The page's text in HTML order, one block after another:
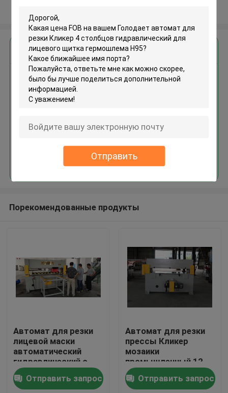
Отправить
Продукты
О нас
Получить лучшую цену для
Голодает автомат для резки
Продолжать
Порекомендованные продукты
Автомат для резки
лицевой маски
автоматический
гидравлический с
высоким классом
исполнения
Отправить запрос
Автомат для резки
прессы Кликер
мозаики
промышленный 12
месяца гарантии
Отправить запрос